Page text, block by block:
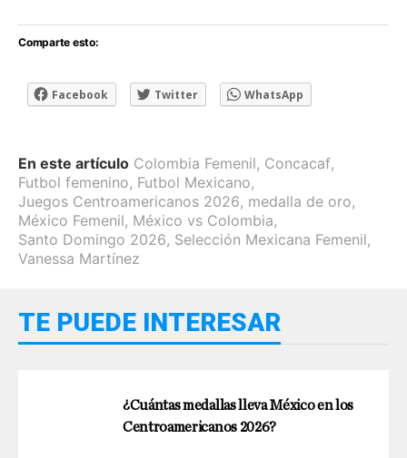
Comparte esto:
Facebook Twitter WhatsApp
En este artículo Colombia Femenil, Concacaf,
Futbol femenino, Futbol Mexicano,
Juegos Centroamericanos 2026, medalla de oro,
México Femenil, México vs Colombia,
Santo Domingo 2026, Selección Mexicana Femenil,
Vanessa Martínez
TE PUEDE INTERESAR
¿Cuántas medallas lleva México en los
Centroamericanos 2026?